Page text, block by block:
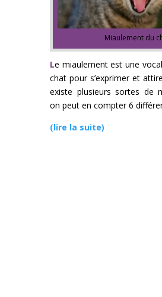
Miaulement du
Le miaulement est une
chat pour s’exprimer et
existe plusieurs sortes de
on peut en compter 6
(lire la suite)